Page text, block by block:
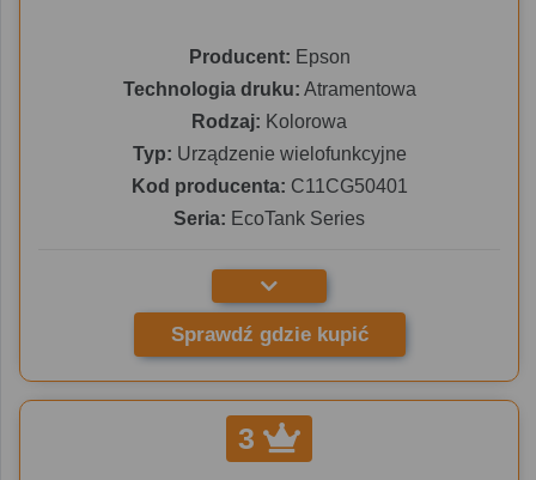
Producent: Epson
Technologia druku: Atramentowa
Rodzaj: Kolorowa
Typ: Urządzenie wielofunkcyjne
Kod producenta: C11CG50401
Seria: EcoTank Series
Sprawdź gdzie kupić
3